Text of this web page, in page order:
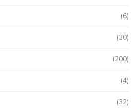
(6)
(30)
(200)
(4)
(32)